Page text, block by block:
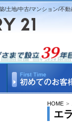
/土地/中古/マンション/不動
HOME >
エ